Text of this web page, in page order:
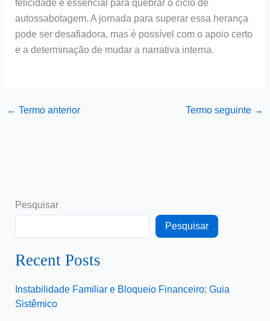
felicidade é essencial para quebrar o ciclo de
autossabotagem. A jornada para superar essa herança
pode ser desafiadora, mas é possível com o apoio certo
e a determinação de mudar a narrativa interna.
← Termo anterior Termo seguinte →
Pesquisar
Pesquisar
Recent Posts
Instabilidade Familiar e Bloqueio Financeiro: Guia
Sistêmico